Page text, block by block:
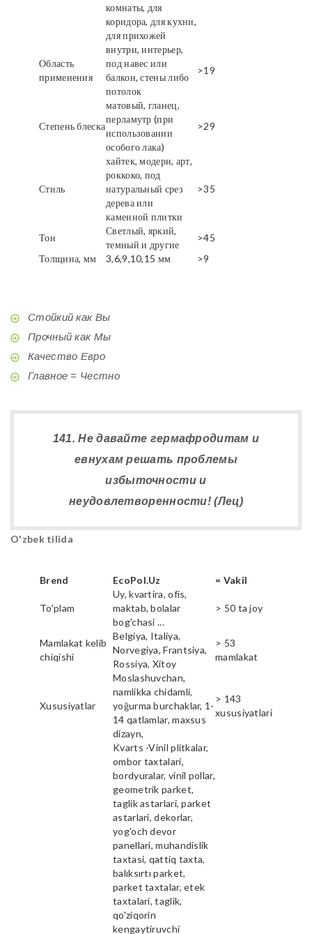
комнаты, для
коридора, для кухни,
для прихожей
Область
применения
внутри, интерьер,
под навес или
балкон, стены либо
потолок
>19
Степень блеска
матовый, гланец,
перламутр (при
использовании
особого лака)
>29
Стиль
хайтек, модерн, арт,
роккоко, под
натуральный срез
дерева или
каменной плитки
>35
Тон
Светлый, яркий,
темный и другие
>45
Толщина, мм
3,6,9,10,15 мм >9
Стойкий как Вы
Прочный как Мы
Качество Евро
Главное = Честно
141. Не давайте гермафродитам и
евнухам решать проблемы
избыточности и
неудовлетворенности! (Лец)
O'zbek tilida
Brend EcoPol.Uz = Vakil
To'plam
Uy, kvartira, ofis,
maktab, bolalar
bog'chasi ...
> 50 ta joy
Mamlakat kelib
chiqishi
Belgiya, Italiya,
Norvegiya, Frantsiya,
Rossiya, Xitoy
> 53
mamlakat
Xususiyatlar
Moslashuvchan,
namlikka chidamli,
yoğurma burchaklar, 1-
14 qatlamlar, maxsus
dizayn,
> 143
xususiyatlari
Kvarts -Vinil plitkalar,
ombor taxtalari,
bordyuralar, vinil pollar,
geometrik parket,
taglik astarlari, parket
astarlari, dekorlar,
yog'och devor
panellari, muhandislik
taxtasi, qattiq taxta,
balıksırtı parket,
parket taxtalar, etek
taxtalari, taglik,
qo'ziqorin
kengaytiruvchi